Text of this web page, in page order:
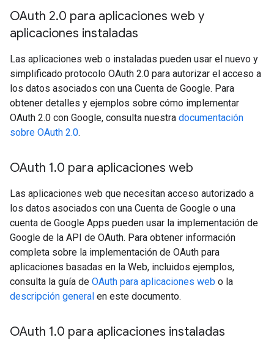
OAuth 2.0 para aplicaciones web y
aplicaciones instaladas
Las aplicaciones web o instaladas pueden usar el nuevo y
simplificado protocolo OAuth 2.0 para autorizar el acceso a
los datos asociados con una Cuenta de Google. Para
obtener detalles y ejemplos sobre cómo implementar
OAuth 2.0 con Google, consulta nuestra documentación
sobre OAuth 2.0.
OAuth 1.0 para aplicaciones web
Las aplicaciones web que necesitan acceso autorizado a
los datos asociados con una Cuenta de Google o una
cuenta de Google Apps pueden usar la implementación de
Google de la API de OAuth. Para obtener información
completa sobre la implementación de OAuth para
aplicaciones basadas en la Web, incluidos ejemplos,
consulta la guía de OAuth para aplicaciones web o la
descripción general en este documento.
OAuth 1.0 para aplicaciones instaladas